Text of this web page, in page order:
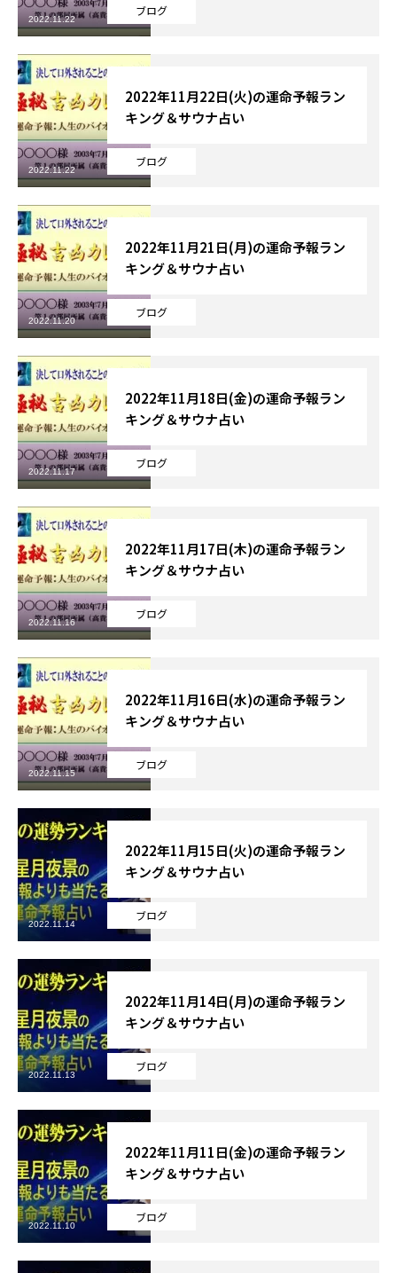
ブログ
2022.11.22
ブログ
2022年11月22日(火)の運命予報ラン
キング＆サウナ占い
2022.11.22
ブログ
2022年11月21日(月)の運命予報ラン
キング＆サウナ占い
2022.11.20
ブログ
2022年11月18日(金)の運命予報ラン
キング＆サウナ占い
2022.11.17
ブログ
2022年11月17日(木)の運命予報ラン
キング＆サウナ占い
2022.11.16
ブログ
2022年11月16日(水)の運命予報ラン
キング＆サウナ占い
2022.11.15
ブログ
2022年11月15日(火)の運命予報ラン
キング＆サウナ占い
2022.11.14
ブログ
2022年11月14日(月)の運命予報ラン
キング＆サウナ占い
2022.11.13
ブログ
2022年11月11日(金)の運命予報ラン
キング＆サウナ占い
2022.11.10